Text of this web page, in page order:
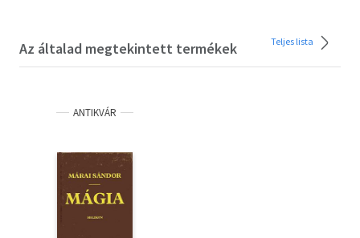
Az általad megtekintett termékek Teljes lista
ANTIKVÁR